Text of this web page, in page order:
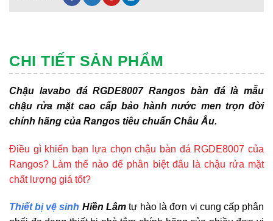
CHI TIẾT SẢN PHẨM
Chậu lavabo đá RGDE8007 Rangos bàn đá là mẫu
chậu rửa mặt cao cấp bảo hành nước men trọn đời
chính hãng của Rangos tiêu chuẩn Châu Âu.
Điều gì khiến bạn lựa chọn chậu bàn đá RGDE8007 của
Rangos? Làm thế nào để phân biệt đâu là chậu rửa mặt
chất lượng giá tốt?
Thiết bị vệ sinh Hiền Lâmtự hào là đơn vị cung cấp phân